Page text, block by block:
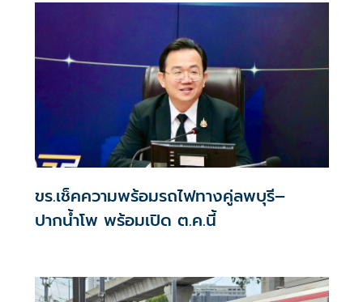
ขร.เช็คความพร้อมรถไฟทางคู่ลพบุรี–
ปากน้ำโพ พร้อมเปิด ต.ค.นี้